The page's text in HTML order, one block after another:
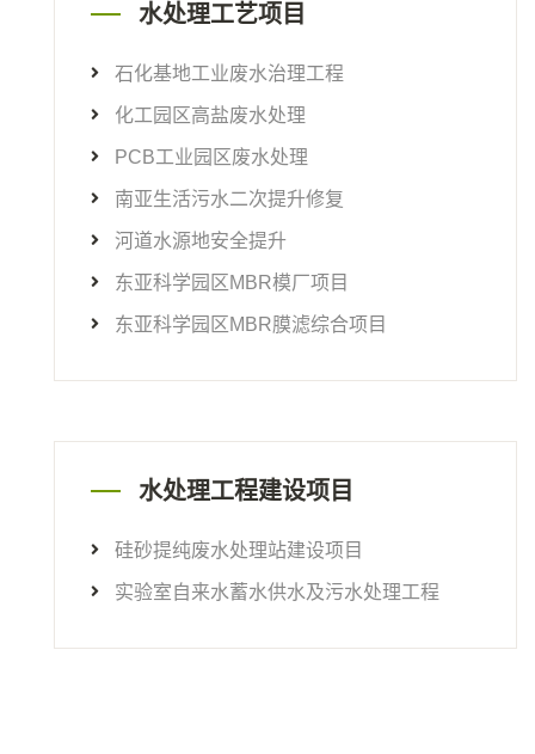
水处理工艺项目
石化基地工业废水治理工程
化工园区高盐废水处理
PCB工业园区废水处理
南亚生活污水二次提升修复
河道水源地安全提升
东亚科学园区MBR模厂项目
东亚科学园区MBR膜滤综合项目
水处理工程建设项目
硅砂提纯废水处理站建设项目
实验室自来水蓄水供水及污水处理工程